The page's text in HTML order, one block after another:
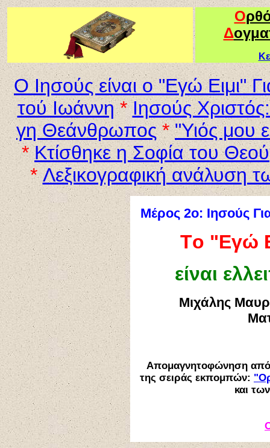
Ο
Δ
Ο Ιησούς είναι ο "Εγώ Ειμι"
τού Ιωάννη*Ιησούς
γη Θεάνθρωπος*"Υιός μου
*Κτίσθηκε η Σοφία του
*Λεξικογραφική ανάλυση
Μέρος 2ο: Ιησούς
Tο "Εγώ
είναι
Μιχάλης
Απομαγνητοφώνηση από
της σειράς εκπομπών:
και